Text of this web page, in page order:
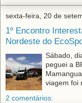
sexta-feira, 20 de
1º Encontro
Nordeste do
Sábado,
peguei a
viagem foi
2 comentários: